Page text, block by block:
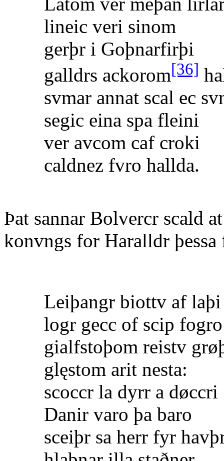
lineic veri sinom
gerþr i Goþnarfirþi
galldrs ackorom[36]
svmar annat scal ec
segic eina spa fleini
ver avcom caf croki
caldnez fvro hallda.
Þat sannar Bolvercr scald
konvngs for Haralldr
Leiþangr biottv af laþi
logr gecc of scip fogro
gialfstoþom reistv
glęstom arit nesta:
scoccr la dyrr a døccri
Danir varo þa baro
sceiþr sa herr fyr